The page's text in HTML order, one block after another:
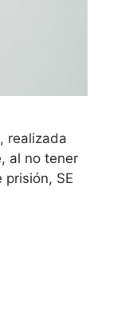
realizada
al no tener
SE